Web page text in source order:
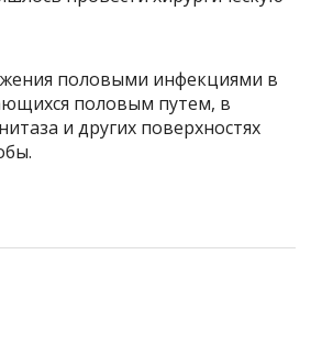
половыми инфекциями в
половым путем, в
и других поверхностях